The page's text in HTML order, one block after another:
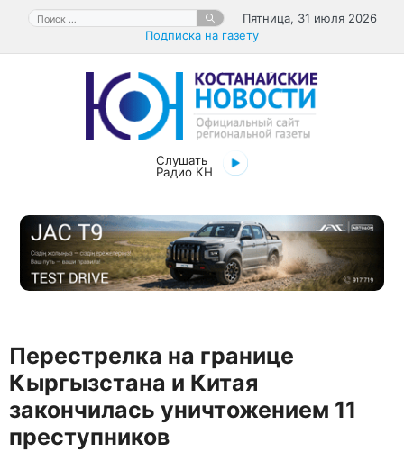
Перейти
содержимому
Поиск:
Пятница, 31 июля 2026
Подписка на газету
Слушать
Радио КН
Перестрелка на границе
Кыргызстана и Китая
закончилась уничтожением 11
преступников